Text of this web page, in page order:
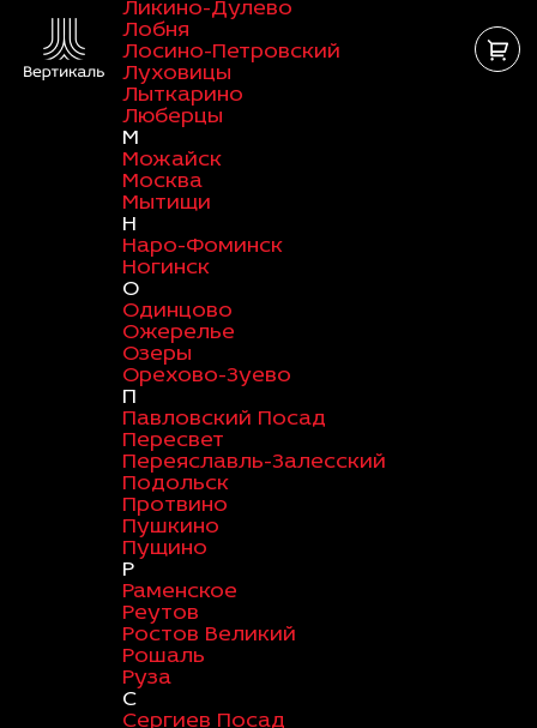
Ликино-Дулево
Лобня
Лосино-Петровский
Луховицы
Лыткарино
Люберцы
М
Можайск
Москва
Мытищи
Н
Наро-Фоминск
Ногинск
О
Одинцово
Ожерелье
Озеры
Орехово-Зуево
П
Павловский Посад
Пересвет
Переяславль-Залесский
Подольск
Протвино
Пушкино
Пущино
Р
Раменское
Реутов
Ростов Великий
Рошаль
Руза
С
Сергиев Посад